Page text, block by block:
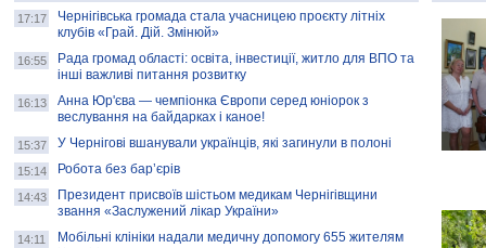
AB InBev Efes Україна підтримала
навчальний проєкт "Молодіжна бізнес-
школа", спрямований на розвиток
підприємництва у Чернігівській області
Золота тварина: видання Forbes
написало про чернігівця Патрона: хто і
скільки на ньому заробляє? І куди
витрачають?
17:17
Чернігівська громада стала учасницею проєкту літніх
клубів «Грай. Дій. Змінюй»
16:55
Рада громад області: освіта, інвестиції, житло для ВПО та
інші важливі питання розвитку
16:13
Анна Юр'єва — чемпіонка Європи серед юніорок з
веслування на байдарках і каное!
15:37 У Чернігові вшанували українців, які загинули в полоні
15:14 Робота без бар’єрів
14:43
Президент присвоїв шістьом медикам Чернігівщини
звання «Заслужений лікар України»
14:11
Мобільні клініки надали медичну допомогу 655 жителям